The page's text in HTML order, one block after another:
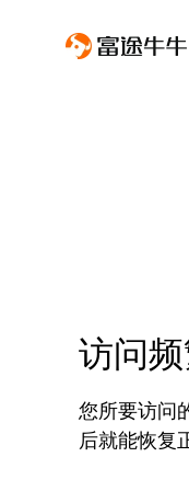
访问
您所要访问
后就能恢复